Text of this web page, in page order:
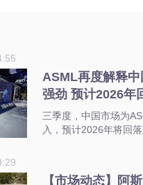
ASML再度解释
强劲 预计2026年
三季度，中国市场为
入，预计2026年将回
【市场动态】阿